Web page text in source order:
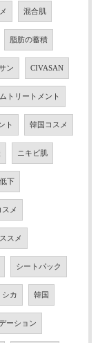
混合肌
脂肪の蓄積
ン CIVASAN
トリートメント
ト 韓国コスメ
ニキビ肌
下
メ
スメ
シートパック
シカ 韓国
ーション